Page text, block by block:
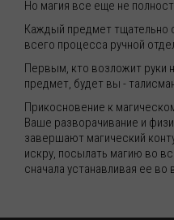
Но магия все еще не
Каждый предмет тщательно
всего процесса ручной
Первым, кто возложит руки
предмет, будет вы -
Прикосновение к
Ваше разворачивание и
завершают магический
искру, посылать магию во
сначала устанавливая ее во